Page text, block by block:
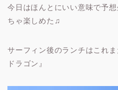
今日はほんとにいい意味で予
ちゃ楽しめた♫
サーフィン後のランチはこれ
ドラゴン』